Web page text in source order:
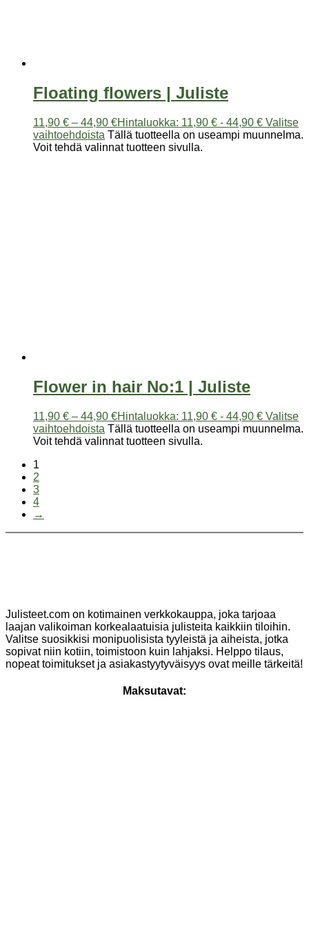
Floating flowers | Juliste
11,90 € – 44,90 €Hintaluokka: 11,90 € - 44,90 € Valitse
vaihtoehdoista Tällä tuotteella on useampi muunnelma.
Voit tehdä valinnat tuotteen sivulla.
Flower in hair No:1 | Juliste
11,90 € – 44,90 €Hintaluokka: 11,90 € - 44,90 € Valitse
vaihtoehdoista Tällä tuotteella on useampi muunnelma.
Voit tehdä valinnat tuotteen sivulla.
1
2
3
4
→
Julisteet.com on kotimainen verkkokauppa, joka tarjoaa
laajan valikoiman korkealaatuisia julisteita kaikkiin tiloihin.
Valitse suosikkisi monipuolisista tyyleistä ja aiheista, jotka
sopivat niin kotiin, toimistoon kuin lahjaksi. Helppo tilaus,
nopeat toimitukset ja asiakastyytyväisyys ovat meille tärkeitä!
Maksutavat: